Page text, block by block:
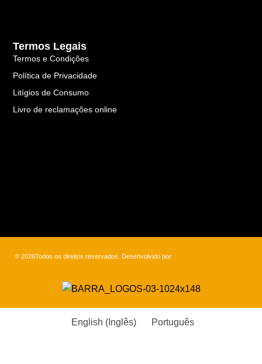
Termos Legais
Termos e Condições
Política de Privacidade
Litígios de Consumo
Livro de reclamações online
© 2026Todos os direitos reservados. Desenvolvido por
English ( Inglês) Português